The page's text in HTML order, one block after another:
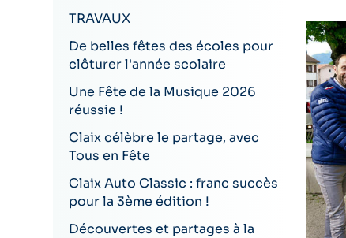
TRAVAUX
De belles fêtes des écoles pour
clôturer l'année scolaire
Une Fête de la Musique 2026
réussie !
Claix célèbre le partage, avec
Tous en Fête
Claix Auto Classic : franc succès
pour la 3ème édition !
Découvertes et partages à la